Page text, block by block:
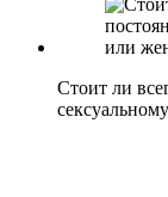
Стоит ли